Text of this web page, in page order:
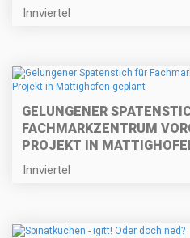
Innviertel
GELUNGENER
FACHMARKZENTRUM
PROJEKT IN
Innviertel